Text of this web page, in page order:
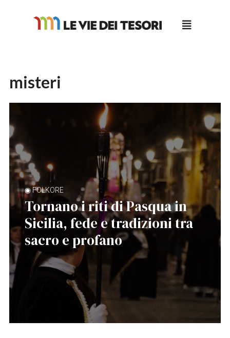
misteri
◉ FOLKORE
Tornano i riti di Pasqua in
Sicilia, fede e tradizioni tra
sacro e profano